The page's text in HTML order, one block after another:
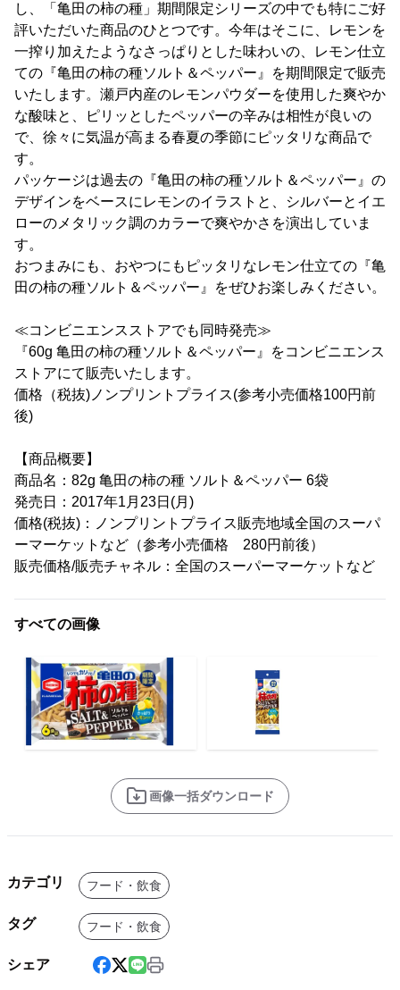
し、「亀田の柿の種」期間限定シリーズの中でも特にご好
評いただいた商品のひとつです。今年はそこに、レモンを
一搾り加えたようなさっぱりとした味わいの、レモン仕立
ての『亀田の柿の種ソルト＆ペッパー』を期間限定で販売
いたします。瀬戸内産のレモンパウダーを使用した爽やか
な酸味と、ピリッとしたペッパーの辛みは相性が良いの
で、徐々に気温が高まる春夏の季節にピッタリな商品で
す。
パッケージは過去の『亀田の柿の種ソルト＆ペッパー』の
デザインをベースにレモンのイラストと、シルバーとイエ
ローのメタリック調のカラーで爽やかさを演出していま
す。
おつまみにも、おやつにもピッタリなレモン仕立ての『亀
田の柿の種ソルト＆ペッパー』をぜひお楽しみください。
≪コンビニエンスストアでも同時発売≫
『60g 亀田の柿の種ソルト＆ペッパー』をコンビニエンス
ストアにて販売いたします。
価格（税抜)ノンプリントプライス(参考小売価格100円前
後)
【商品概要】
商品名：82g 亀田の柿の種 ソルト＆ペッパー 6袋
発売日：2017年1月23日(月)
価格(税抜)：ノンプリントプライス販売地域全国のスーパ
ーマーケットなど（参考小売価格 280円前後）
販売価格/販売チャネル：全国のスーパーマーケットなど
すべての画像
画像一括ダウンロード
カテゴリ フード・飲食
タグ フード・飲食
シェア